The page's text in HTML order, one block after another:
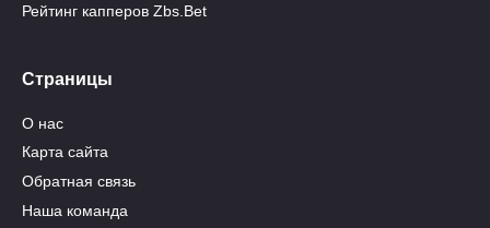
Рейтинг капперов Zbs.Bet
Страницы
О нас
Карта сайта
Обратная связь
Наша команда